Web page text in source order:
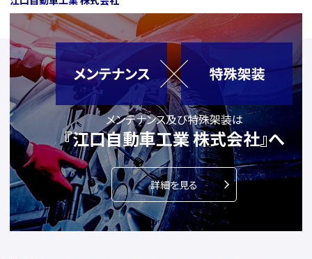
メンテナンス及び特殊架装は
『江口自動車工業 株式会社』へ
詳細を見る